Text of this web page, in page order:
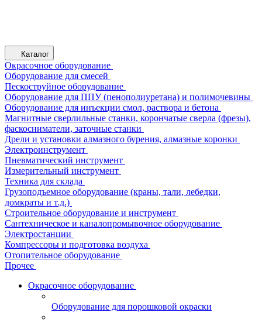
Каталог
Окрасочное оборудование
Оборудование для смесей
Пескоструйное оборудование
Оборудование для ППУ (пенополиуретана) и полимочевины
Оборудование для инъекции смол, раствора и бетона
Магнитные сверлильные станки, корончатые сверла (фрезы),
фаскосниматели, заточные станки
Дрели и установки алмазного бурения, алмазные коронки
Электроинструмент
Пневматический инструмент
Измерительный инструмент
Техника для склада
Грузоподъемное оборудование (краны, тали, лебедки,
домкраты и т.д.)
Строительное оборудование и инструмент
Сантехническое и каналопромывочное оборудование
Электростанции
Компрессоры и подготовка воздуха
Отопительное оборудование
Прочее
Окрасочное оборудование
Оборудование для порошковой окраски